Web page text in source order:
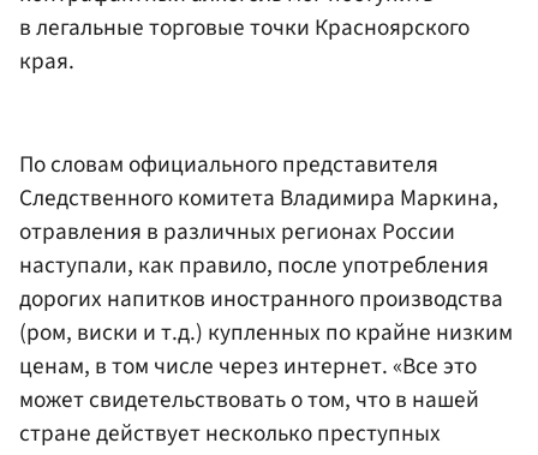
в легальные торговые точки Красноярского
края.
По словам официального представителя
Следственного комитета Владимира Маркина,
отравления в различных регионах России
наступали, как правило, после употребления
дорогих напитков иностранного производства
(ром, виски и т.д.) купленных по крайне низким
ценам, в том числе через интернет. «Все это
может свидетельствовать о том, что в нашей
стране действует несколько преступных